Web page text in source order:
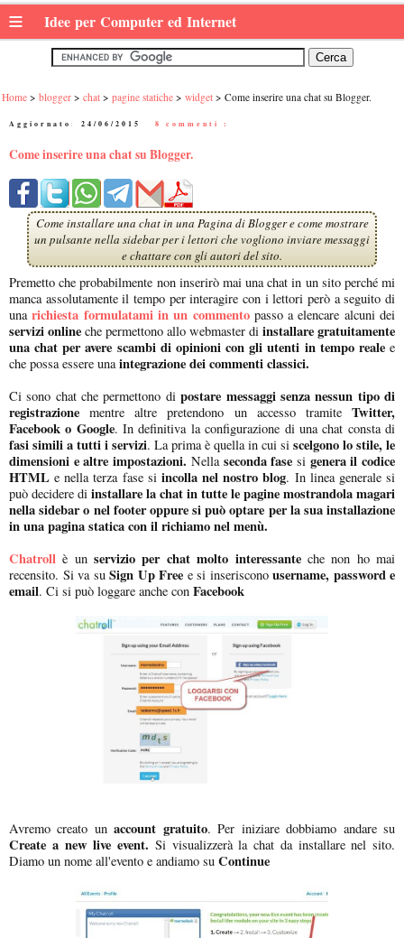
≡ Idee per Computer ed Internet
Home blogger chat pagine statiche widget Come inserire una chat su Blogger.
Aggiornato: 24/06/2015 8 commenti :
Come inserire una chat su Blogger.
Come installare una chat in una Pagina di Blogger e come mostrare
un pulsante nella sidebar per i lettori che vogliono inviare messaggi
e chattare con gli autori del sito.
Premetto che probabilmente non inserirò mai una chat in un sito perché mi
manca assolutamente il tempo per interagire con i lettori però a seguito di
unarichiesta formulatami in un commentopasso a elencare alcuni dei
servizi online che permettono allo webmaster di installare gratuitamente
una chat per avere scambi di opinioni con gli utenti in tempo reale e
che possa essere unaintegrazione dei commenti classici.
Ci sono chat che permettono dipostare messaggi senza nessun tipo di
registrazione mentre altre pretendono un accesso tramite Twitter,
Facebook o Google. In definitiva la configurazione di una chat consta di
fasi simili a tutti i servizi. La prima è quella in cui si scelgono lo stile, le
dimensioni e altre impostazioni. Nella seconda fase si genera il codice
HTML e nella terza fase si incolla nel nostro blog. In linea generale si
può decidere di installare la chat in tutte le pagine mostrandola magari
nella sidebar o nel footer oppure si può optare per la sua installazione
in una pagina statica con il richiamo nel menù.
Chatroll è unservizio per chat molto interessanteche non ho mai
recensito. Si va suSign Up Free e si inseriscono username, password e
email. Ci si può loggare anche con Facebook
Avremo creato unaccount gratuito. Per iniziare dobbiamo andare su
Create a new live event. Si visualizzerà la chat da installare nel sito.
Diamo un nome all'evento e andiamo su Continue